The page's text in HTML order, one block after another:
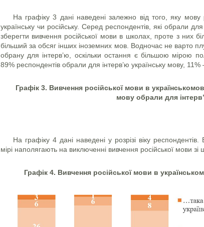
На графіку 3 дані наведені залежно від того, яку
українську чи російську. Серед респондентів, які обрали
зберегти вивчення російської мови в школах, проте з них
більший за обсяг інших іноземних мов. Водночас не варто
обрану для інтерв’ю, оскільки остання є більшою мірою
89% респондентів обрали для інтерв’ю українську мову, 11%
Графік 3. Вивчення російської мови в
мову обрали для
На графіку 4 дані наведені у розрізі віку
мірі наполягають на виключенні вивчення російської мови зі
Графік 4. Вивчення російської мови в